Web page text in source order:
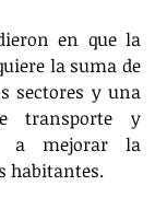
en que la
la suma de
sectores y una
transporte y
a mejorar la
habitantes.